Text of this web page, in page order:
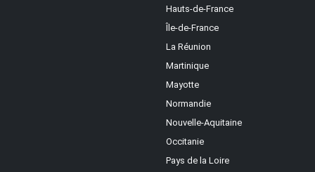
Hauts-de-France
Île-de-France
La Réunion
Martinique
Mayotte
Normandie
Nouvelle-Aquitaine
Occitanie
Pays de la Loire